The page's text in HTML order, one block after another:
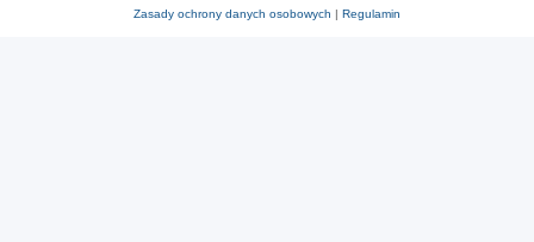
Zasady ochrony danych osobowych | Regulamin